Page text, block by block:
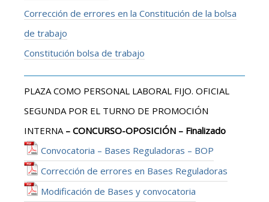
Corrección de errores en la Constitución de la bolsa
de trabajo
Constitución bolsa de trabajo
PLAZA COMO PERSONAL LABORAL FIJO. OFICIAL
SEGUNDA POR EL TURNO DE PROMOCIÓN
INTERNA – CONCURSO-OPOSICIÓN – Finalizado
Convocatoria – Bases Reguladoras – BOP
Corrección de errores en Bases Reguladoras
Modificación de Bases y convocatoria